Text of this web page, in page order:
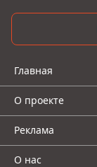
Главная
О проекте
Реклама
О нас